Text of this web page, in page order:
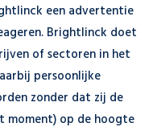
een advertentie
Brightlinck doet
of sectoren in het
persoonlijke
zonder dat zij de
moment) op de hoogte